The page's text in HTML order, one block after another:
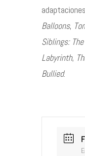
Balloons,
Siblings:
Labyrinth,
Bullied.